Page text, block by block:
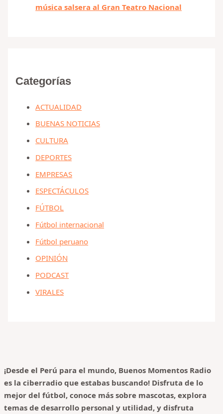
música salsera al Gran Teatro Nacional
Categorías
ACTUALIDAD
BUENAS NOTICIAS
CULTURA
DEPORTES
EMPRESAS
ESPECTÁCULOS
FÚTBOL
Fútbol internacional
Fútbol peruano
OPINIÓN
PODCAST
VIRALES
¡Desde el Perú para el mundo, Buenos Momentos Radio
es la ciberradio que estabas buscando! Disfruta de lo
mejor del fútbol, conoce más sobre mascotas, explora
temas de desarrollo personal y utilidad, y disfruta